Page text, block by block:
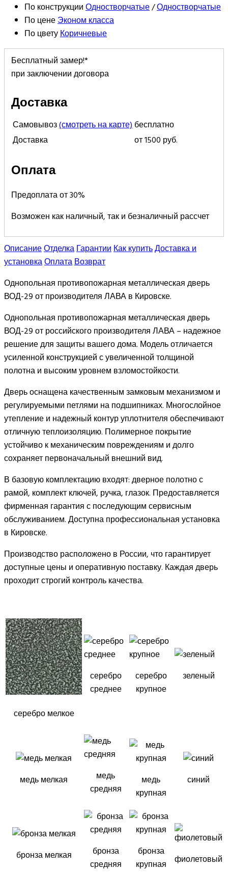
По конструкцииОдностворчатые/Одностворчатые
По ценеЭконом класса
По цветуКоричневые
Бесплатный замер!*
при заключении договора
Доставка
Самовывоз(смотреть на карте)бесплатно
Доставка
от 1500 руб.
Оплата
Предоплата от 30%
Возможен как наличный, так и безналичный рассчет
ОписаниеОтделкаГарантииКак купитьДоставка и
установкаОплатаВозврат
Однопольная противопожарная металлическая дверь
ВОД-29 от производителя ЛАВА в Кировске.
Однопольная противопожарная металлическая дверь
ВОД-29 от российского производителя ЛАВА – надежное
решение для защиты вашего дома. Модель отличается
усиленной конструкцией с увеличенной толщиной
полотна и высоким уровнем взломостойкости.
Дверь оснащена качественным замковым механизмом и
регулируемыми петлями на подшипниках. Многослойное
утепление и надежный контур уплотнителя обеспечивают
отличную теплоизоляцию. Полимерное покрытие
устойчиво к механическим повреждениям и долго
сохраняет первоначальный внешний вид.
В базовую комплектацию входят: дверное полотно с
рамой, комплект ключей, ручка, глазок. Предоставляется
фирменная гарантия с последующим сервисным
обслуживанием. Доступна профессиональная установка
в Кировске.
Производство расположено в России, что гарантирует
доступные цены и оперативную поставку. Каждая дверь
проходит строгий контроль качества.
серебро мелкое
серебро
среднее
серебро
крупное
зеленый
медь мелкая
медь
средняя
медь
крупная
синий
бронза мелкая
бронза
средняя
бронза
крупная
фиолетовый